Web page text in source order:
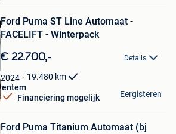
Ford Puma ST Line Automaat -
FACELIFT - Winterpack
€ 22.700,- Details
2024 19.480 km
Financiering mogelijk Eergisteren
Ford Puma Titanium Automaat (bj